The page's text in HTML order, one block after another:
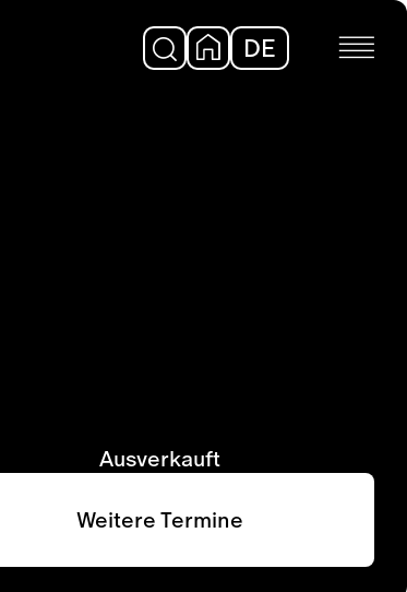
DE EN
Ausverkauft
Weitere Termine